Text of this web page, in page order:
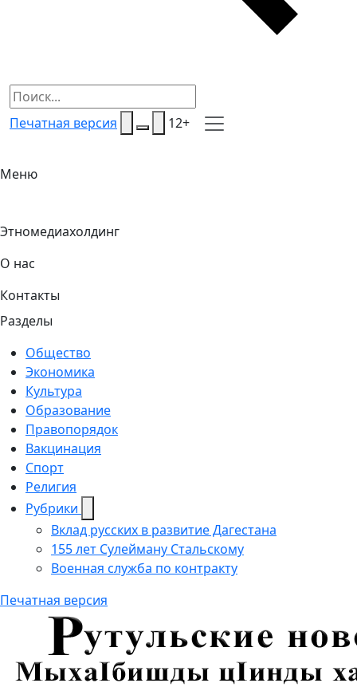
Печатная версия 12+
Меню
Этномедиахолдинг
О нас
Контакты
Разделы
Общество
Экономика
Культура
Образование
Правопорядок
Вакцинация
Спорт
Религия
Рубрики
Вклад русских в развитие Дагестана
155 лет Сулейману Стальскому
Военная служба по контракту
Печатная версия